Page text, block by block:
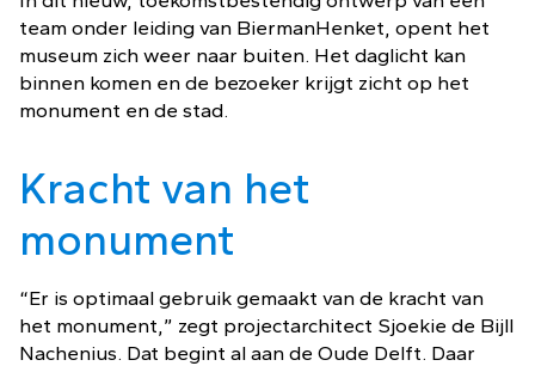
team onder leiding van BiermanHenket, opent het
museum zich weer naar buiten. Het daglicht kan
binnen komen en de bezoeker krijgt zicht op het
monument en de stad.
Kracht van het
monument
“Er is optimaal gebruik gemaakt van de kracht van
het monument,” zegt projectarchitect Sjoekie de Bijll
Nachenius. Dat begint al aan de Oude Delft. Daar